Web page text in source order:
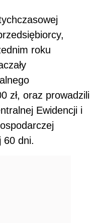
roku
zł, oraz prowadzili
Ewidencji i
60 dni.